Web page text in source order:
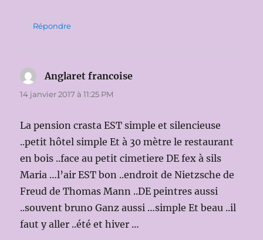
Répondre
Anglaret francoise
14 janvier 2017 à 11:25 PM
La pension crasta EST simple et silencieuse
..petit hôtel simple Et à 30 mètre le restaurant
en bois ..face au petit cimetiere DE fex à sils
Maria …l’air EST bon ..endroit de Nietzsche de
Freud de Thomas Mann ..DE peintres aussi
..souvent bruno Ganz aussi …simple Et beau ..il
faut y aller ..été et hiver …